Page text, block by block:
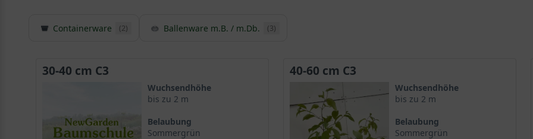
Containerware (2) Ballenware m.B. / m.Db. (3)
30-40 cm C3
Wuchsendhöhe
bis zu 2 m
Belaubung
Sommergrün
40-60 cm C3
Wuchsendhöhe
bis zu 2 m
Belaubung
Sommergrün